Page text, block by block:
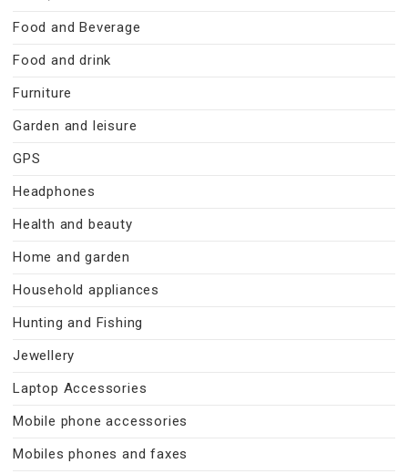
Food and Beverage
Food and drink
Furniture
Garden and leisure
GPS
Headphones
Health and beauty
Home and garden
Household appliances
Hunting and Fishing
Jewellery
Laptop Accessories
Mobile phone accessories
Mobiles phones and faxes